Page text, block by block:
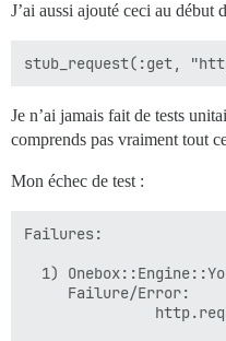
J’ai aussi ajouté ceci au début
Je n’ai jamais fait de tests
comprends pas vraiment tout
Mon échec de test :
Failures:
1)
     Failure/Error: